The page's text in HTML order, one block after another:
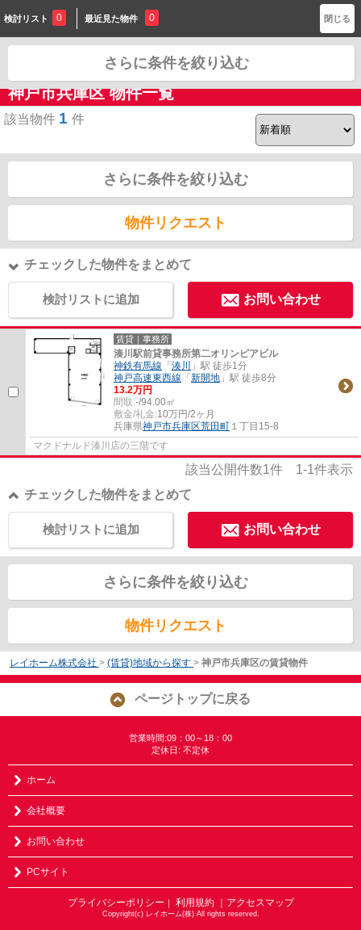
検討リスト 0 最近見た物件 0
神戸市兵庫区 物件一覧
該当物件 1 件
さらに条件を絞り込む
物件リクエスト
チェックした物件をまとめて
検討リストに追加 お問い合わせ
賃貸｜事務所
湊川駅前貸事務所第二オリンピアビル
神鉄有馬線 「 湊川
」駅 徒歩1分
神戸高速東西線 「 新開地 」駅 徒歩8分
13.2万円
間取:-/94.00㎡
敷金/礼金:10万円/2ヶ月
兵庫県神戸市兵庫区荒田町 １丁目15-8
マクドナルド湊川店の三階です
該当公開件数1件 1-1件表示
チェックした物件をまとめて
お問い合わせ
検討リストに追加
さらに条件を絞り込む
物件リクエスト
さらに条件を絞り込む
レイホーム株式会社 > (賃貸)地域から探す > 神戸市兵庫区の賃貸物件
ページトップに戻る
営業時間:09：00～18：00
定休日: 不定休
ホーム
会社概要
お問い合わせ
PCサイト
プライバシーポリシー ｜ 利用規約 ｜アクセスマップ
Copyright(c) レイホーム(株) All rights reserved.
検討リスト 0 最近見た物件 0 閉じる